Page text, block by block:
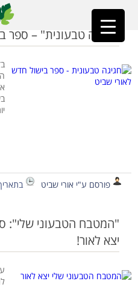
ראשי»המטבח הטבעוני שלי
"חגיגה טבעונית" – ספר
פורסם ע"י אורי שביט בתאריך
"המטבח הטבעוני שלי":
יצא לאור!